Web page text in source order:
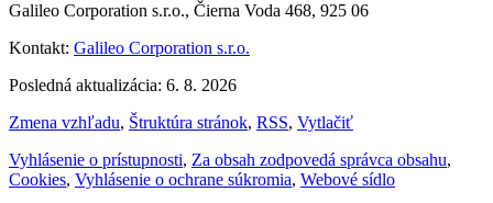
Galileo Corporation s.r.o., Čierna Voda 468, 925 06
Kontakt: Galileo Corporation s.r.o.
Posledná aktualizácia: 6. 8. 2026
Zmena vzhľadu, Štruktúra stránok, RSS, Vytlačiť
Vyhlásenie o prístupnosti, Za obsah zodpovedá správca obsahu,
Cookies, Vyhlásenie o ochrane súkromia, Webové sídlo